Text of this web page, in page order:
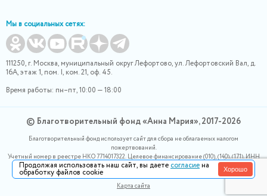
Мы в социальных сетях:
111250, г. Москва, муниципальный округ Лефортово, ул. Лефортовский Вал, д.
16А, этаж 1, пом. I, ком. 21, оф. 45.
Время работы: пн–пт, 10:00 — 18:00
© Благотворительный фонд «Анна Мария», 2017-2026
Благотворительный фонд использует сайт для сбора не облагаемых налогом
пожертвований.
Учетный номер в реестре НКО 7714017322. Целевое финансирование (010), (140), (171). ИНН
0400007265, ОГРН 1180400000220. Номер в реестре Роскомнадзора 77-24-166339
Политика конфидециальности
Карта сайта
Продолжая использовать наш сайт, вы даете согласиена
обработку файлов cookie Хорошо